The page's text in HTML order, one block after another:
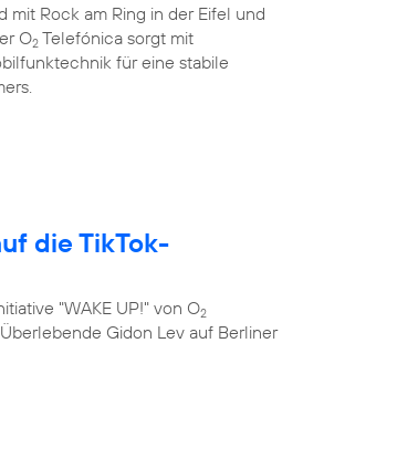
Rock am Ring in der Eifel und
O2 Telefónica sorgt mit
für eine stabile
die TikTok-
"WAKE UP!" von O2
Gidon Lev auf Berliner